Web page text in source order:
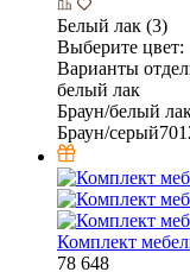
Белый лак (3)
Выберите цвет:
Варианты
белый лак
Браун/белый
Браун/
Комплект
78 648